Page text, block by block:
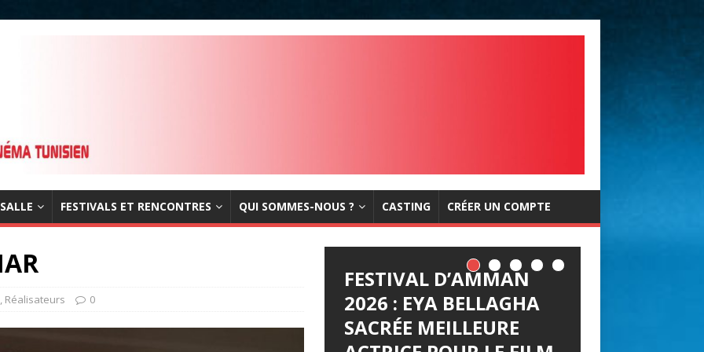
FESTIVALS ET RENCONTRES QUI SOMMES-NOUS ? CASTING CRÉER UN COMPTE
, Réalisateurs 0
FESTIVAL D’AMMAN
2026 : EYA BELLAGHA
SACRÉE MEILLEURE